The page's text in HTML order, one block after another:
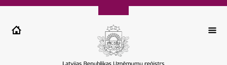
Pārlekt
galveno